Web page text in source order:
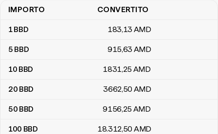
Tabella di conversione da dollari di Barbados a dram armeni
IMPORTO CONVERTITO
1BBD 183,13 AMD
5 BBD 915,63 AMD
10 BBD 1831,25 AMD
20 BBD 3662,50 AMD
50 BBD 9156,25 AMD
100 BBD 18.312,50 AMD